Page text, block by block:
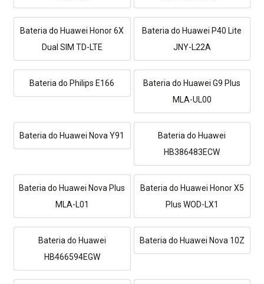
Bateria do Huawei Honor 6X
Dual SIM TD-LTE
Bateria do Huawei P40 Lite
JNY-L22A
Bateria do Philips E166
Bateria do Huawei G9 Plus
MLA-UL00
Bateria do Huawei Nova Y91
Bateria do Huawei
HB386483ECW
Bateria do Huawei Nova Plus
MLA-L01
Bateria do Huawei Honor X5
Plus WOD-LX1
Bateria do Huawei
HB466594EGW
Bateria do Huawei Nova 10Z